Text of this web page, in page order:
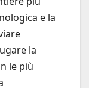
e la
la
le più